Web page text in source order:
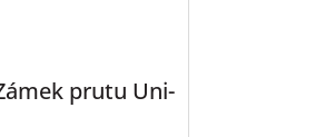
prutu Uni-